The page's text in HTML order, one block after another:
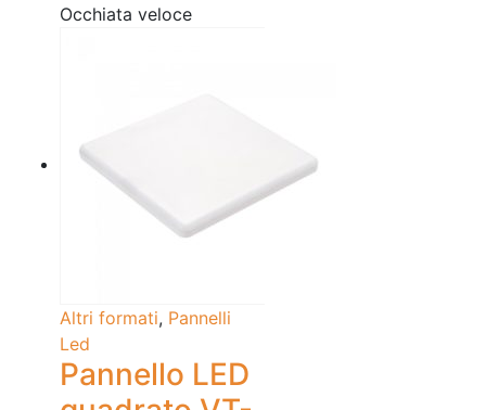
Occhiata veloce
Altri formati, Pannelli
Led
Pannello LED